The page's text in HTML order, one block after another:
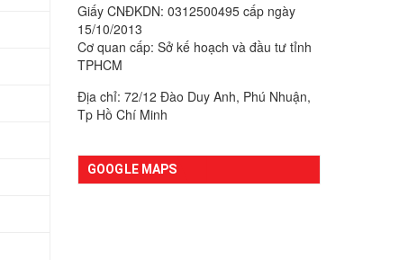
Giấy CNĐKDN: 0312500495 cấp ngày
15/10/2013
Cơ quan cấp: Sở kế hoạch và đầu tư tỉnh
TPHCM
Địa chỉ: 72/12 Đào Duy Anh, Phú Nhuận,
Tp Hồ Chí Minh
GOOGLE MAPS